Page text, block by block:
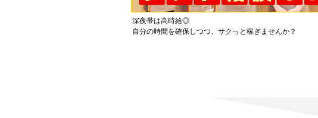
深夜帯は高時給◎
自分の時間を確保しつつ、サクっと稼ぎませんか？